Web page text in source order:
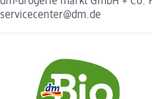
servicecenter@dm.de